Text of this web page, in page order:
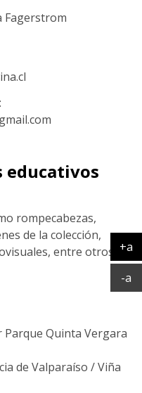
Fagerstrom
educativos
rompecabezas,
de la colección,
entre otros
Quinta Vergara
de Valparaíso /Viña
+a
-a